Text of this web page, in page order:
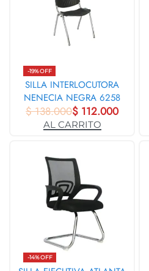
-19% OFF
SILLA INTERLOCUTORA
NENECIA NEGRA 6258
$138.000$ 112.000
AL CARRITO
-14% OFF